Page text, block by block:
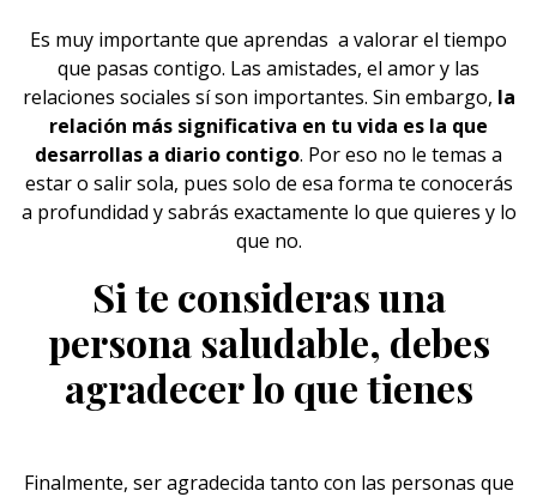
Es muy importante que aprendas a valorar el tiempo
que pasas contigo. Las amistades, el amor y las
relaciones sociales sí son importantes. Sin embargo, la
relación más significativa en tu vida es la que
desarrollas a diario contigo. Por eso no le temas a
estar o salirsola, pues solo de esa forma te conocerás
a profundidad y sabrás exactamente lo que quieres y lo
que no.
Si te consideras una
persona saludable, debes
agradecer lo que tienes
Finalmente, ser agradecida tanto con las personas que